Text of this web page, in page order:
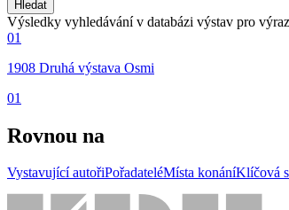
Výsledky vyhledávání v databázi výstav pro
01
1908 Druhá výstava Osmi
01
Rovnou na
Vystavující autořiPořadateléMísta konáníKlíčová